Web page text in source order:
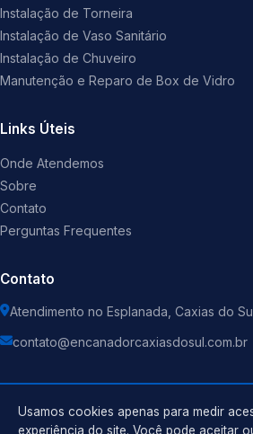
Instalação de Torneira
Instalação de Vaso Sanitário
Instalação de Chuveiro
Manutenção e Reparo de Box de Vidro
Links Úteis
Onde Atendemos
Sobre
Contato
Perguntas Frequentes
Contato
Atendimento no Esplanada, Caxias do
contato@encanadorcaxiasdosul.com.br
Usamos cookies apenas para medir
experiência do site. Você pode aceitar